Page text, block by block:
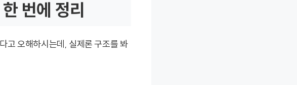
번에 정리
고 오해하시는데, 실제론 구조를 봐